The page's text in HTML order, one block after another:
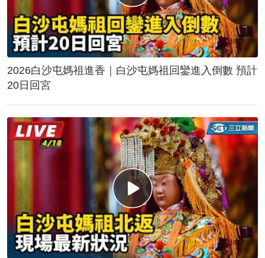
2026白沙屯媽祖進香｜白沙屯媽祖回鑾進入倒數 預計
20日回宮